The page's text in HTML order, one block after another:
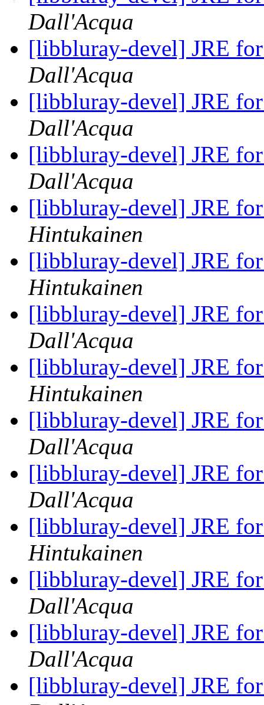
Dall'Acqua
[libbluray-devel] JRE
Dall'Acqua
[libbluray-devel] JRE
Dall'Acqua
[libbluray-devel] JRE
Dall'Acqua
[libbluray-devel] JRE
Hintukainen
[libbluray-devel] JRE
Hintukainen
[libbluray-devel] JRE
Dall'Acqua
[libbluray-devel] JRE
Hintukainen
[libbluray-devel] JRE
Dall'Acqua
[libbluray-devel] JRE
Dall'Acqua
[libbluray-devel] JRE
Hintukainen
[libbluray-devel] JRE
Dall'Acqua
[libbluray-devel] JRE
Dall'Acqua
[libbluray-devel] JRE